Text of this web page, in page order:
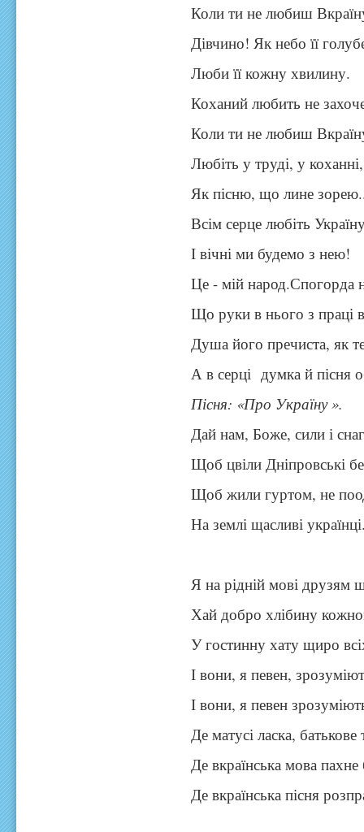
Коли ти не любиш
Дівчино! Як небо її
Люби її кожну хвилину.
Коханий любить не
Коли ти не любиш
Любіть у труді, у
Як пісню, що лине
Всім серце любіть
І вічні ми будемо з нею!
Це - мій народ.Спогорда
Що руки в нього з праці
Душа його пречиста, як
А в серці думка й пісня
Пісня: «Про Україну ».
Дай нам, Боже, сили і
Щоб цвіли Дніпровські
Щоб жили гуртом, не
На землі щасливі
Я на рідній мові друзям
Хай добро хлібину
У гостинну хату щиро
І вони, я певен,
І вони, я певен
Де матусі ласка, батькове
Де вкраїнська мова пахне
Де вкраїнська пісня